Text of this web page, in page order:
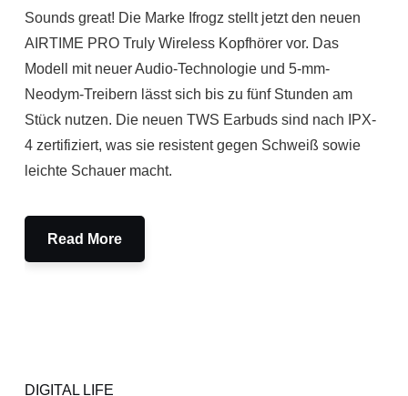
Sounds great! Die Marke Ifrogz stellt jetzt den neuen
AIRTIME PRO Truly Wireless Kopfhörer vor. Das
Modell mit neuer Audio-Technologie und 5-mm-
Neodym-Treibern lässt sich bis zu fünf Stunden am
Stück nutzen. Die neuen TWS Earbuds sind nach IPX-
4 zertifiziert, was sie resistent gegen Schweiß sowie
leichte Schauer macht.
Read More
DIGITAL LIFE